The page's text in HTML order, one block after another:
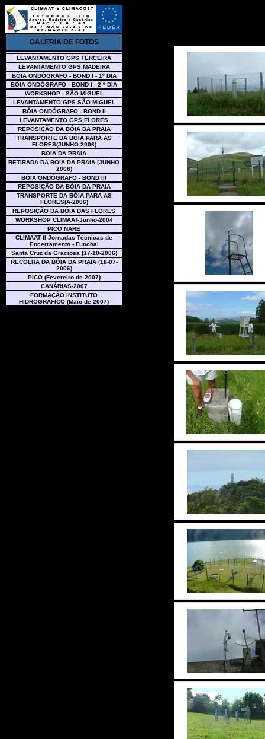
GALERIA DE FOTOS
LEVANTAMENTO GPS TERCEIRA
LEVANTAMENTO GPS MADEIRA
BÓIA ONDÓGRAFO - BOND I - 1º DIA
BÓIA ONDÓGRAFO - BOND I - 2 º DIA
WORKSHOP - SÃO MIGUEL
LEVANTAMENTO GPS SÃO MIGUEL
BÓIA ONDÓGRAFO - BOND II
LEVANTAMENTO GPS FLORES
REPOSIÇÃO DA BÓIA DA PRAIA
TRANSPORTE DA BÓIA PARA AS
FLORES(JUNHO-2006)
BOIA DA PRAIA
RETIRADA DA BOIA DA PRAIA (JUNHO
2006)
BÓIA ONDÓGRAFO - BOND III
REPOSIÇÃO DA BÓIA DA PRAIA
TRANSPORTE DA BÓIA PARA AS
FLORES(A-2006)
REPOSIÇÃO DA BÓIA DAS FLORES
WORKSHOP CLIMAAT-Junho-2004
PICO NARE
CLIMAAT II Jornadas Técnicas de
Encerramento - Funchal
Santa Cruz da Graciosa (17-10-2006)
RECOLHA DA BÓIA DA PRAIA (18-07-
2006)
PICO (Fevereiro de 2007)
CANÁRIAS-2007
FORMAÇÃO INSTITUTO
HIDROGRÁFICO (Maio de 2007)